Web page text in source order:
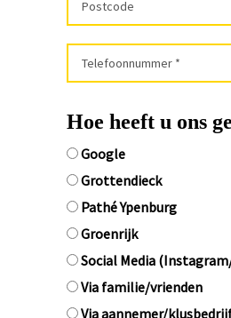
Hoe heeft u ons
Google
Grottendieck
Pathé Ypenburg
Groenrijk
Social Media
Via familie/vrienden
Via aannemer/